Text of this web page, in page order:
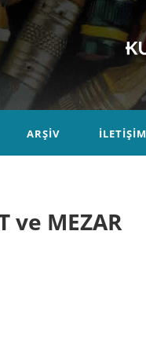
ARŞIV İLETIŞIM
ve MEZAR